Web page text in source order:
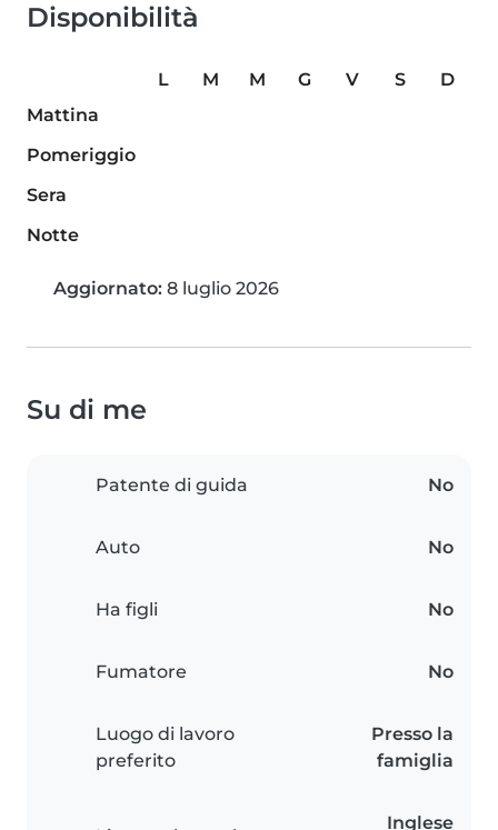
Disponibilità
L M M G V S
D
Mattina
Pomeriggio
Sera
Notte
Aggiornato: 8 luglio 2026
Su di me
Patente di guida No
Auto No
Ha figli No
Fumatore No
Luogo di lavoro
preferito
Presso la
famiglia
Inglese